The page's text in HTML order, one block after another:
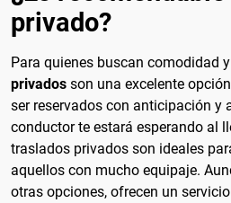
privado?
Para quienes buscan comodidad
privados son una excelente
ser reservados con anticipación y
conductor te estará esperando al
traslados privados son ideales
aquellos con mucho equipaje.
otras opciones, ofrecen un